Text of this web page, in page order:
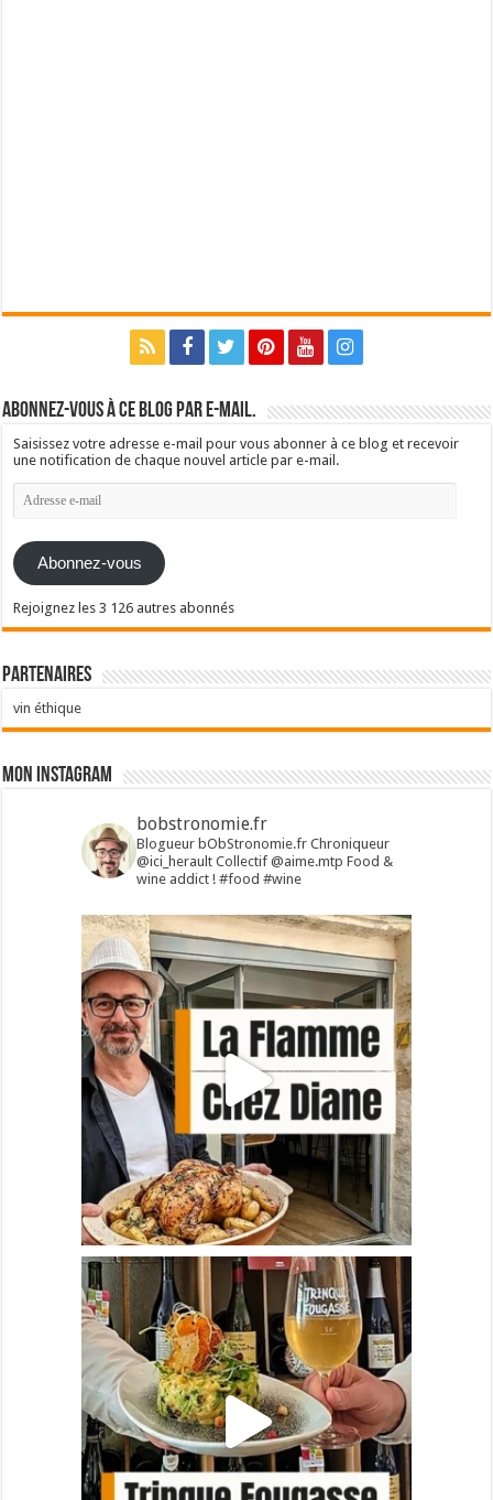
Abonnez-vous à ce blog par e-mail.
Saisissez votre adresse e-mail pour vous abonner à ce blog et recevoir
une notification de chaque nouvel article par e-mail.
Adresse
e-
Abonnez-vous
Rejoignez les 3 126 autres abonnés
Partenaires
vin éthique
Mon Instagram
bobstronomie.fr
Blogueur bObStronomie.fr Chroniqueur
@ici_heraultCollectif @aime.mtp Food &
wine addict !#food #wine